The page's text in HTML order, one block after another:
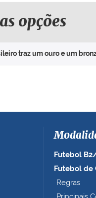
opções
traz um ouro e um
Futebol
Futebol de
Regras